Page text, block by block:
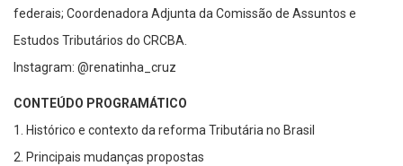
federais; Coordenadora Adjunta da Comissão de Assuntos e
Estudos Tributários do CRCBA.
Instagram: @renatinha_cruz
CONTEÚDO PROGRAMÁTICO
1. Histórico e contexto da reforma Tributária no Brasil
2. Principais mudanças propostas